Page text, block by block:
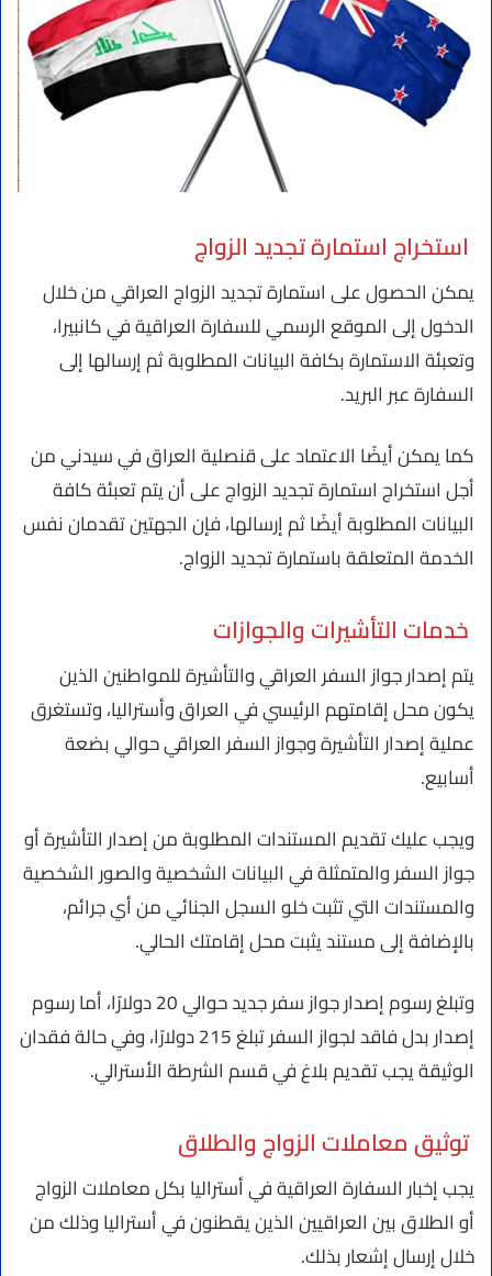
استخراج استمارة تجديد الزواج
يمكن الحصول على استمارة تجديد الزواج العراقي من خلال
الدخول إلى الموقع الرسمي للسفارة العراقية في كانبيرا،
وتعبئة الاستمارة بكافة البيانات المطلوبة ثم إرسالها إلى
السفارة عبر البريد.
كما يمكن أيضًا الاعتماد على قنصلية العراق في سيدني من
أجل استخراج استمارة تجديد الزواج على أن يتم تعبئة كافة
البيانات المطلوبة أيضًا ثم إرسالها، فإن الجهتين تقدمان نفس
الخدمة المتعلقة باستمارة تجديد الزواج.
خدمات التأشيرات والجوازات
يتم إصدار جواز السفر العراقي والتأشيرة للمواطنين الذين
يكون محل إقامتهم الرئيسي في العراق وأستراليا، وتستغرق
عملية إصدار التأشيرة وجواز السفر العراقي حوالي بضعة
أسابيع.
ويجب عليك تقديم المستندات المطلوبة من إصدار التأشيرة أو
جواز السفر والمتمثلة في البيانات الشخصية والصور الشخصية
والمستندات التي تثبت خلو السجل الجنائي من أي جرائم،
بالإضافة إلى مستند يثبت محل إقامتك الحالي.
وتبلغ رسوم إصدار جواز سفر جديد حوالي 20 دولارًا، أما رسوم
إصدار بدل فاقد لجواز السفر تبلغ 215 دولارًا، وفي حالة فقدان
الوثيقة يجب تقديم بلاغ في قسم الشرطة الأسترالي.
توثيق معاملات الزواج والطلاق
يجب إخبار السفارة العراقية في أستراليا بكل معاملات الزواج
أو الطلاق بين العراقيين الذين يقطنون في أستراليا وذلك من
خلال إرسال إشعار بذلك.